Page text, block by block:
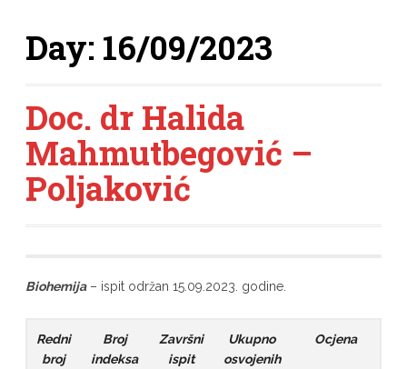
Day: 16/09/2023
Doc. dr Halida
Mahmutbegović –
Poljaković
Biohemija– ispit održan 15.09.2023. godine.
Redni
broj
Broj
indeksa
Završni
ispit
Ukupno
osvojenih
Ocjena